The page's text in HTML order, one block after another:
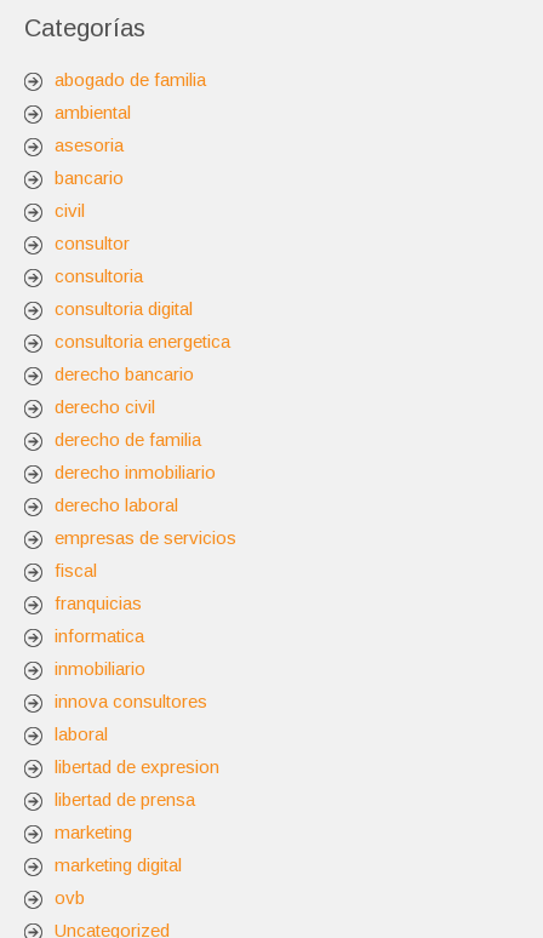
Categorías
abogado de familia
ambiental
asesoria
bancario
civil
consultor
consultoria
consultoria digital
consultoria energetica
derecho bancario
derecho civil
derecho de familia
derecho inmobiliario
derecho laboral
empresas de servicios
fiscal
franquicias
informatica
inmobiliario
innova consultores
laboral
libertad de expresion
libertad de prensa
marketing
marketing digital
ovb
Uncategorized